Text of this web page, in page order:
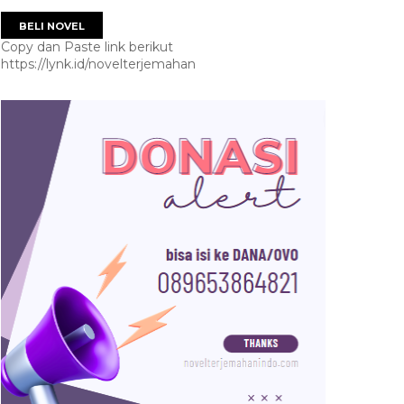
BELI NOVEL
Copy dan Paste link berikut
https://lynk.id/novelterjemahan